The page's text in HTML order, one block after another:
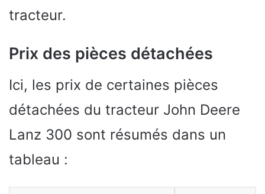
tracteur.
Prix des pièces détachées
Ici, les prix de certaines pièces
détachées du tracteur John Deere
Lanz 300 sont résumés dans un
tableau :